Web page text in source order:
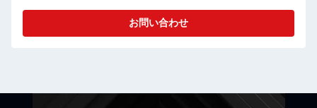
お問い合わせ